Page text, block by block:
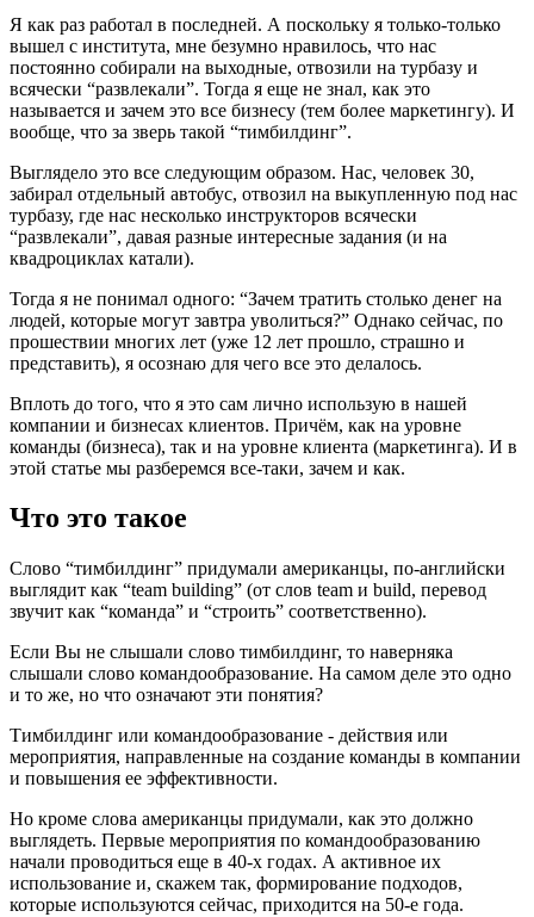
Я как раз работал в последней. А поскольку я только-только
вышел с института, мне безумно нравилось, что нас
постоянно собирали на выходные, отвозили на турбазу и
всячески “развлекали”. Тогда я еще не знал, как это
называется и зачем это все бизнесу (тем более маркетингу). И
вообще, что за зверь такой “тимбилдинг”.
Выглядело это все следующим образом. Нас, человек 30,
забирал отдельный автобус, отвозил на выкупленную под нас
турбазу, где нас несколько инструкторов всячески
“развлекали”, давая разные интересные задания (и на
квадроциклах катали).
Тогда я не понимал одного: “Зачем тратить столько денег на
людей, которые могут завтра уволиться?” Однако сейчас, по
прошествии многих лет (уже 12 лет прошло, страшно и
представить), я осознаю для чего все это делалось.
Вплоть до того, что я это сам лично использую в нашей
компании и бизнесах клиентов. Причём, как на уровне
команды (бизнеса), так и на уровне клиента (маркетинга). И в
этой статье мы разберемся все-таки, зачем и как.
Что это такое
Слово “тимбилдинг” придумали американцы, по-английски
выглядит как “team building” (от слов team и build, перевод
звучит как “команда” и “строить” соответственно).
Если Вы не слышали слово тимбилдинг, то наверняка
слышали слово командообразование. На самом деле это одно
и то же, но что означают эти понятия?
Тимбилдинг или командообразование - действия или
мероприятия, направленные на создание команды в компании
и повышения ее эффективности.
Но кроме слова американцы придумали, как это должно
выглядеть. Первые мероприятия по командообразованию
начали проводиться еще в 40-х годах. А активное их
использование и, скажем так, формирование подходов,
которые используются сейчас, приходится на 50-е года.